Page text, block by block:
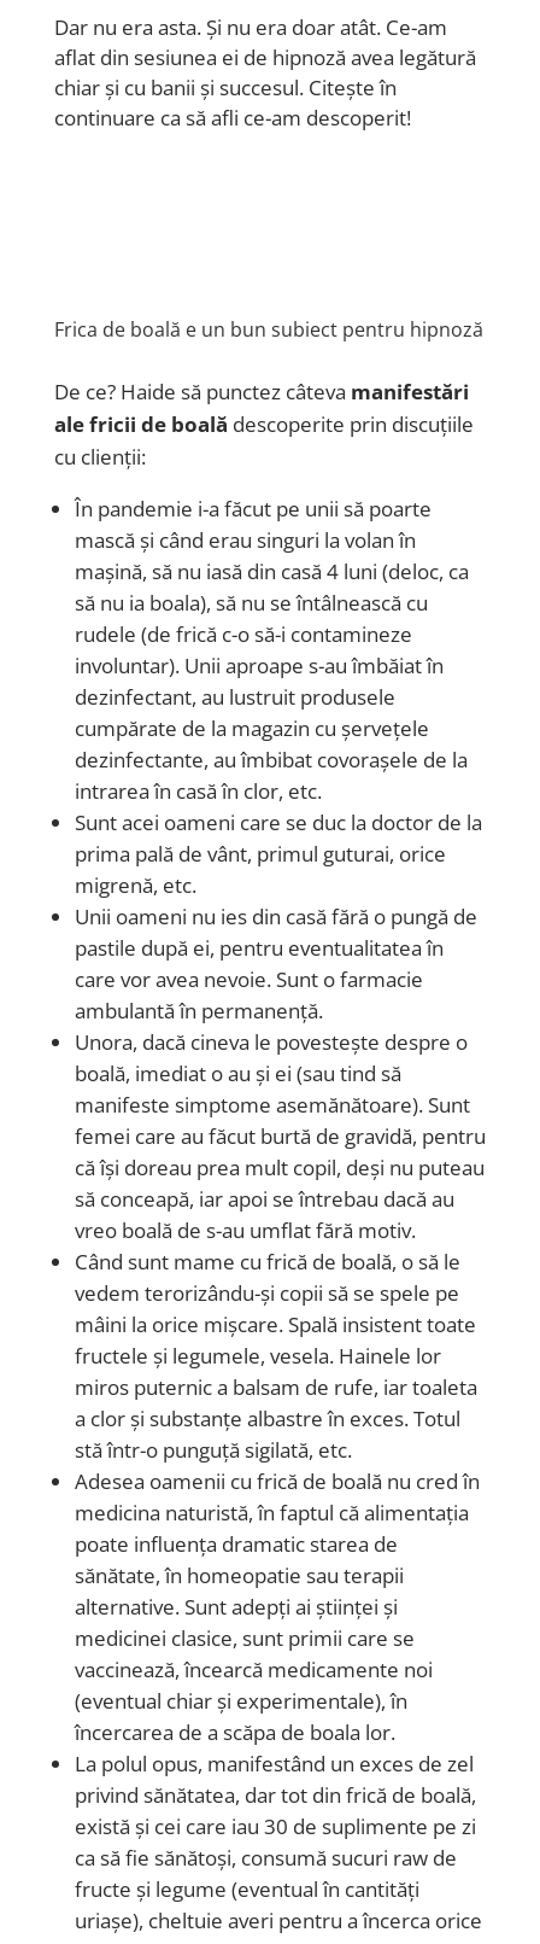
Dar nu era asta. Și nu era doar atât. Ce-am
aflat din sesiunea ei de hipnoză avea legătură
chiar și cu banii și succesul. Citește în
continuare ca să afli ce-am descoperit!
Frica de boală e un bun subiect pentru hipnoză
De ce? Haide să punctez câteva manifestări
ale fricii de boală descoperite prin discuțiile
cu clienții:
În pandemie i-a făcut pe unii să poarte
mască și când erau singuri la volan în
mașină, să nu iasă din casă 4 luni (deloc, ca
să nu ia boala), să nu se întâlnească cu
rudele (de frică c-o să-i contamineze
involuntar). Unii aproape s-au îmbăiat în
dezinfectant, au lustruit produsele
cumpărate de la magazin cu șervețele
dezinfectante, au îmbibat covorașele de la
intrarea în casă în clor, etc.
Sunt acei oameni care se duc la doctor de la
prima pală de vânt, primul guturai, orice
migrenă, etc.
Unii oameni nu ies din casă fără o pungă de
pastile după ei, pentru eventualitatea în
care vor avea nevoie. Sunt o farmacie
ambulantă în permanență.
Unora, dacă cineva le povestește despre o
boală, imediat o au și ei (sau tind să
manifeste simptome asemănătoare). Sunt
femei care au făcut burtă de gravidă, pentru
că își doreau prea mult copil, deși nu puteau
să conceapă, iar apoi se întrebau dacă au
vreo boală de s-au umflat fără motiv.
Când sunt mame cu frică de boală, o să le
vedem terorizându-și copii să se spele pe
mâini la orice mișcare. Spală insistent toate
fructele și legumele, vesela. Hainele lor
miros puternic a balsam de rufe, iar toaleta
a clor și substanțe albastre în exces.Totul
stă într-o punguță sigilată, etc.
Adesea oamenii cu frică de boală nu cred în
medicina naturistă, în faptul că alimentația
poate influența dramatic starea de
sănătate, în homeopatie sau terapii
alternative. Sunt adepți ai științei și
medicinei clasice, sunt primii care se
vaccinează, încearcă medicamente noi
(eventual chiar și experimentale), în
încercarea de a scăpa de boala lor.
La polul opus, manifestând un exces de zel
privind sănătatea, dar tot din frică de boală,
există și cei care iau 30 de suplimente pe zi
ca să fie sănătoși, consumă sucuri raw de
fructe și legume (eventual în cantități
uriașe), cheltuie averi pentru a încerca orice